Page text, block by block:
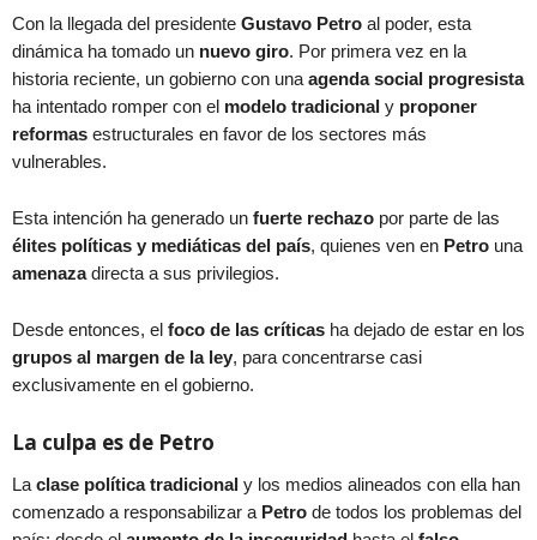
Con la llegada del presidente Gustavo Petro al poder, esta
dinámica ha tomado un nuevo giro. Por primera vez en la
historia reciente, un gobierno con una agenda social progresista
ha intentado romper con el modelo tradicional y proponer
reformas estructurales en favor de los sectores más
vulnerables.
Esta intención ha generado un fuerte rechazo por parte de las
élites políticas y mediáticas del país, quienes ven en Petro una
amenazadirecta a sus privilegios.
Desde entonces, el foco de las críticas ha dejado de estar en los
grupos al margen de la ley, para concentrarse casi
exclusivamente en el gobierno.
La culpa es de Petro
La clase política tradicional y los medios alineados con ella han
comenzado a responsabilizar a Petro de todos los problemas del